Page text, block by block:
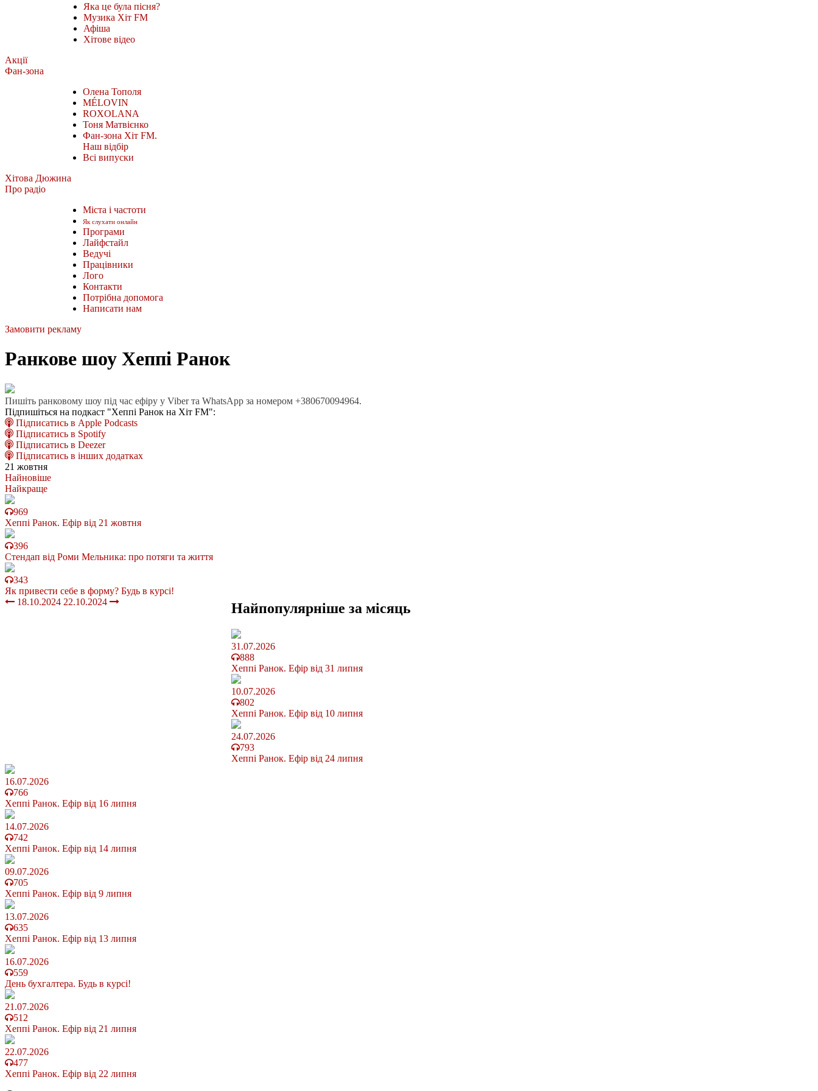
Яка це була пісня?
Музика Хіт FM
Афіша
Хітове відео
Акції
Фан-зона
Олена Тополя
MÉLOVIN
ROXOLANA
Тоня Матвієнко
Фан-зона Хіт FM.
Наш відбір
Всі випуски
Хітова Дюжина
Про радіо
Міста і частоти
Як слухати онлайн
Програми
Лайфстайл
Ведучі
Працівники
Лого
Контакти
Потрібна допомога
Написати нам
Замовити рекламу
Ранкове шоу Хеппі Ранок
Пишіть ранковому шоу під час ефіру у Viber та WhatsApp за номером +380670094964.
Підпишіться на подкаст "Хеппі Ранок на Хіт FM":
Підписатись в Apple Podcasts
Підписатись в Spotify
Підписатись в Deezer
Підписатись в інших додатках
21 жовтня
Найновіше
Найкраще
969
Хеппі Ранок. Ефір від 21 жовтня
396
Стендап від Роми Мельника: про потяги та життя
343
Як привести себе в форму? Будь в курсі!
18.10.2024 22.10.2024 Найпопулярніше за місяць
31.07.2026
888
Хеппі Ранок. Ефір від 31 липня
10.07.2026
802
Хеппі Ранок. Ефір від 10 липня
24.07.2026
793
Хеппі Ранок. Ефір від 24 липня
16.07.2026
766
Хеппі Ранок. Ефір від 16 липня
14.07.2026
742
Хеппі Ранок. Ефір від 14 липня
09.07.2026
705
Хеппі Ранок. Ефір від 9 липня
13.07.2026
635
Хеппі Ранок. Ефір від 13 липня
16.07.2026
559
День бухгалтера. Будь в курсі!
21.07.2026
512
Хеппі Ранок. Ефір від 21 липня
22.07.2026
477
Хеппі Ранок. Ефір від 22 липня